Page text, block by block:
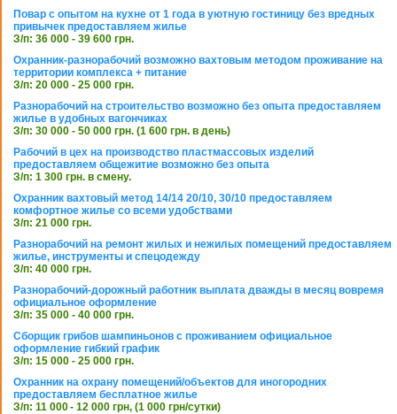
Повар с опытом на кухне от 1 года в уютную гостиницу без вредных
привычек предоставляем жилье
З/п: 36 000 - 39 600 грн.
Охранник-разнорабочий возможно вахтовым методом проживание на
территории комплекса + питание
З/п: 20 000 - 25 000 грн.
Разнорабочий на строительство возможно без опыта предоставляем
жилье в удобных вагончиках
З/п: 30 000 - 50 000 грн. (1 600 грн. в день)
Рабочий в цех на производство пластмассовых изделий
предоставляем общежитие возможно без опыта
З/п: 1 300 грн. в смену.
Охранник вахтовый метод 14/14 20/10, 30/10 предоставляем
комфортное жилье со всеми удобствами
З/п: 21 000 грн.
Разнорабочий на ремонт жилых и нежилых помещений предоставляем
жилье, инструменты и спецодежду
З/п: 40 000 грн.
Разнорабочий-дорожный работник выплата дважды в месяц вовремя
официальное оформление
З/п: 35 000 - 40 000 грн.
Сборщик грибов шампиньонов с проживанием официальное
оформление гибкий график
З/п: 15 000 - 25 000 грн.
Охранник на охрану помещений/объектов для иногородних
предоставляем бесплатное жилье
З/п: 11 000 - 12 000 грн, (1 000 грн/сутки)